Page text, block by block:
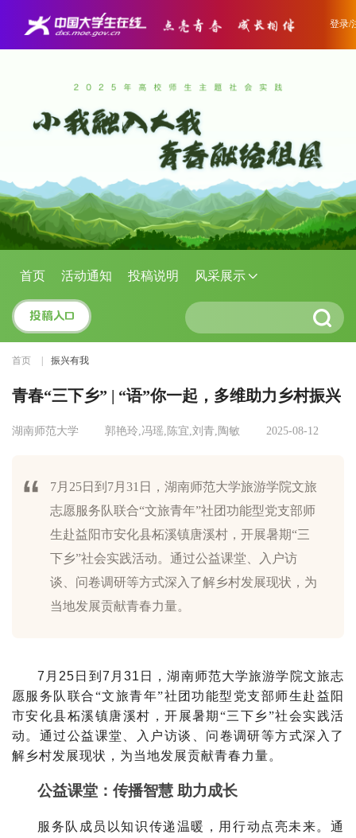
登录/
首页 活动通知 投稿说明 风采展示
投稿入口
首页 振兴有我
青春“三下乡” | “语”你一起，多维助力乡村振兴
湖南师范大学 郭艳玲,冯瑶,陈宜,刘青,陶敏 2025-08-12
7月25日到7月31日，湖南师范大学旅游学院文旅
志愿服务队联合“文旅青年”社团功能型党支部师
生赴益阳市安化县柘溪镇唐溪村，开展暑期“三
下乡”社会实践活动。通过公益课堂、入户访
谈、问卷调研等方式深入了解乡村发展现状，为
当地发展贡献青春力量。
7 月 25 日到 7 月 31 日，湖南师范大学旅游学院文旅志
愿服务队联合“文旅青年”社团功能型党支部师生赴 益阳
市安化县柘溪镇唐溪村 ，开展暑期 “三下乡”社会实践活
动。通过公益课堂、入户访谈、问卷调研等方式深入了
解乡村发展现状，为当地发展贡献青春力量。
公益课堂：传播智慧 助力成长
服务队成员 以知识传递温暖，用行动点亮未来。通